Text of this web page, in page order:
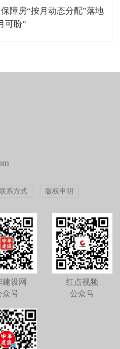
障房“按月动态分配”落地
可盼”
系方式 版权申明
建设网
众号
红点视频
公众号